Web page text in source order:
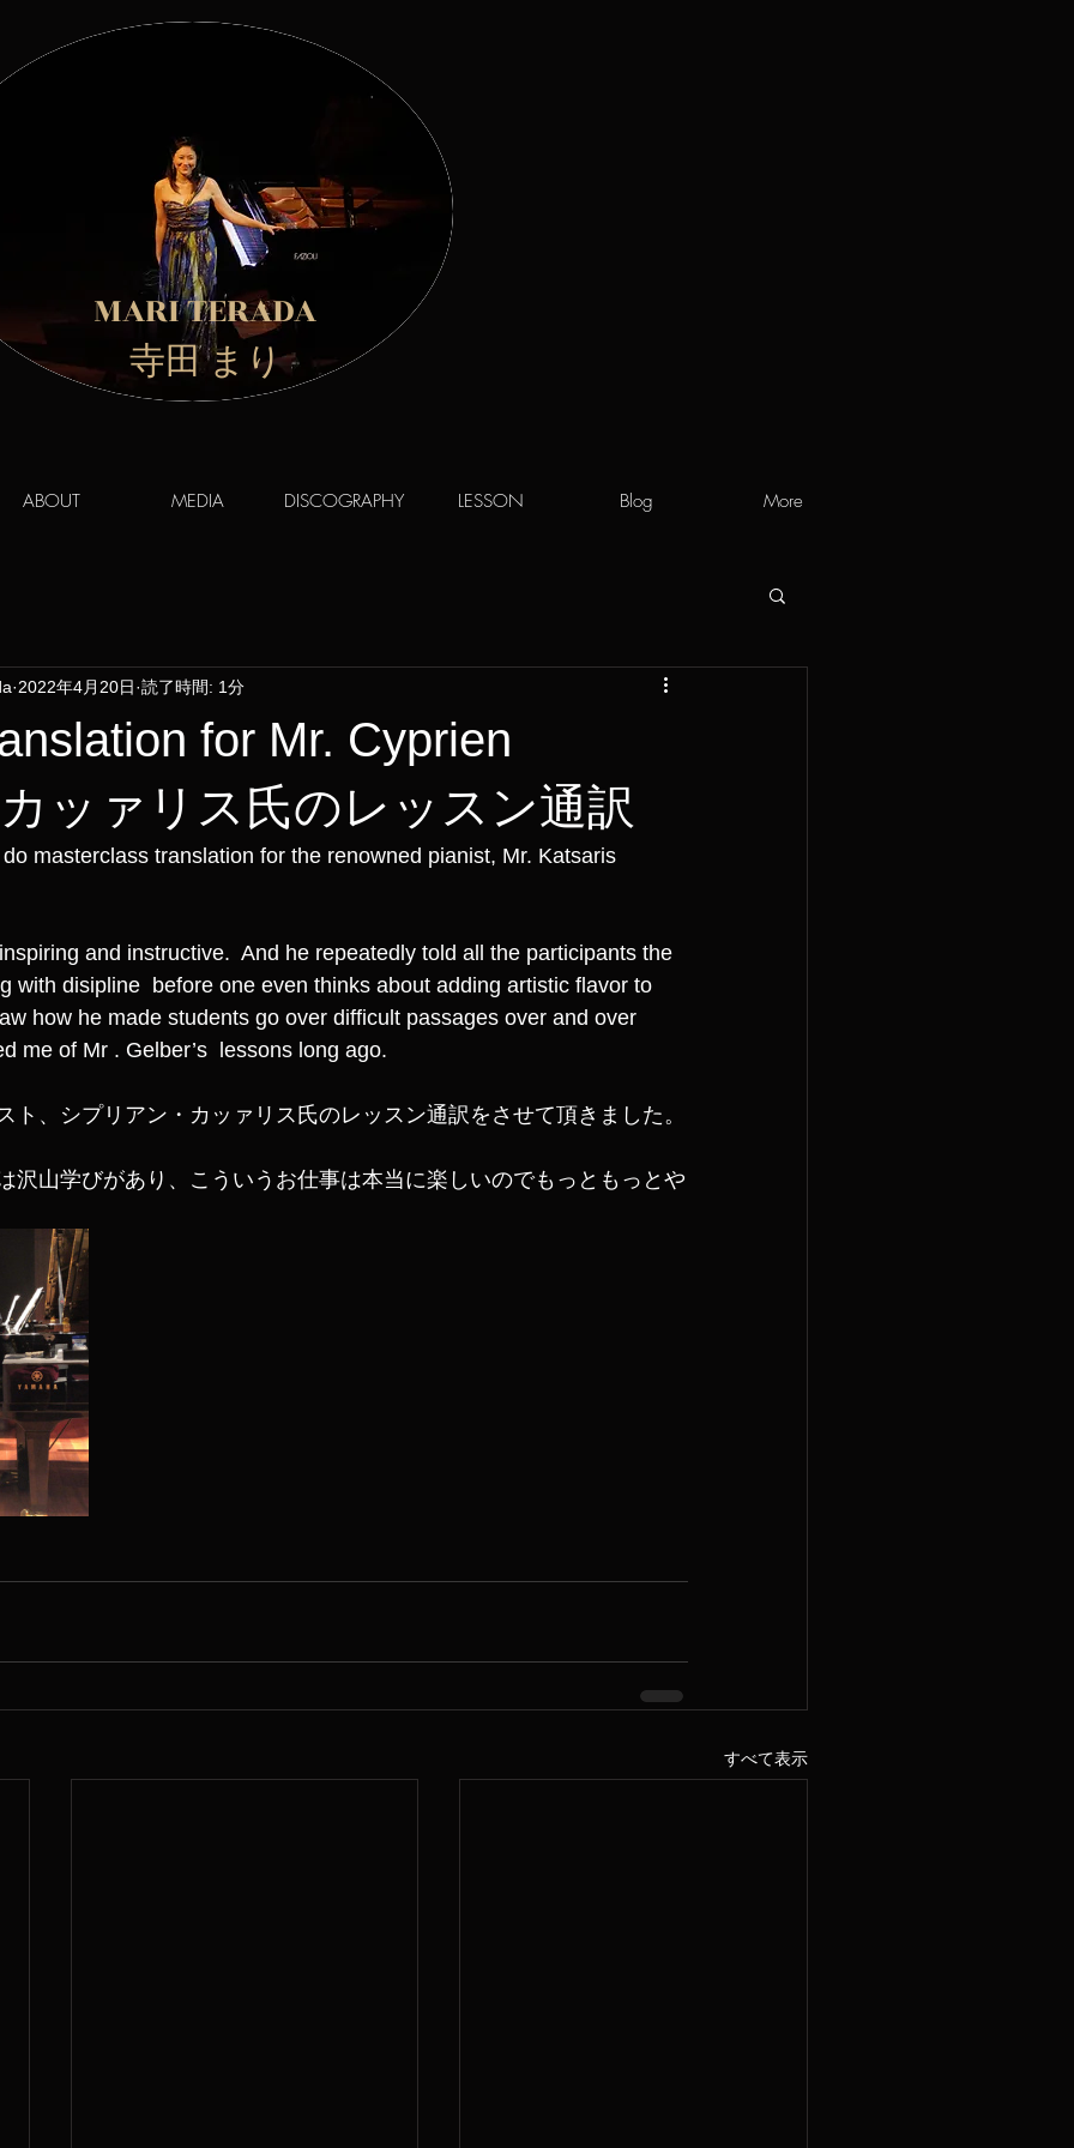
MARI TERADA
​ 寺田 まり
ABOUT MEDIA DISCOGRAPHY LESSON Blog More
for Mr. Cyprien
ッァリス氏のレッスン通訳
2022年4月20日 読了時間: 1分
masterclass translation for the renowned pianist, Mr. Katsaris
and instructive.  And he repeatedly told all the participants the
with disipline  before one even thinks about adding artistic flavor to
how he made students go over difficult passages over and over
me of Mr . Gelber’s  lessons long ago.
ト、シプリアン・カッァリス氏のレッスン通訳をさせて頂きました。
沢山学びがあり、こういうお仕事は本当に楽しいのでもっともっとや
すべて表示